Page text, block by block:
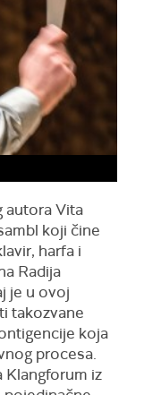
autora Vita
koji čine
harfa i
Radija
je u ovoj
takozvane
koja
procesa.
Klangforum iz